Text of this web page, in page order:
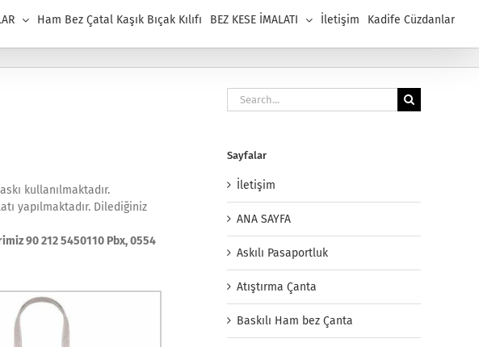
Ham Bez Çatal Kaşık Bıçak Kılıfı BEZ KESE İMALATI İletişim Kadife Cüzdanlar
kullanılmaktadır.
yapılmaktadır. Dilediğiniz
90 212 5450110 Pbx, 0554
Search
for:
Sayfalar
İletişim
ANA SAYFA
Askılı Pasaportluk
Atıştırma Çanta
Baskılı Ham bez Çanta